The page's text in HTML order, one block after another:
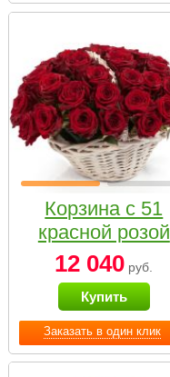
Заказать в один клик
Корзина с 51
красной розой
12 040 руб.
Купить